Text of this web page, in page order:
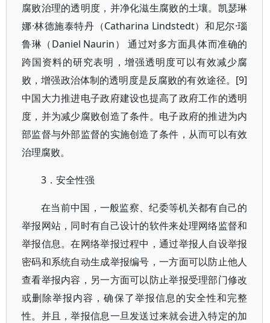
腐败治理的透明度，并净化滋生腐败的土壤。凯瑟琳
娜·林德施泰特丹（Catharina Lindstedt）和尼尔·瑙
鲁琳（Daniel Naurin） 通过对多方面具体而准确的
跨国资料的研究表明，增强透明度可以有效减少腐
败，增强政治体制的透明度是反腐败的有效途径。[9]
中国大力推进电子政府建设也提高了政府工作的透明
度，并为减少腐败创造了条件。电子政府的推进为内
部监督与外部监督的实施创造了条件，从而可以有效
治理腐败。
3．安全性强
在当前中国，一般监察、纪委等机关都有自己的
举报网站，同时有自己设计的软件来处理网络监督和
举报信息。在网络举报过程中，通过举报人自设举报
密码和系统自动生成举报编号，一方面可以防止他人
查看举报内容，另一方面可以防止举报受理部门修改
或删除举报内容，确保了举报信息的安全性和完整
性。并且，举报信息一旦发送过来就会进入特定的加